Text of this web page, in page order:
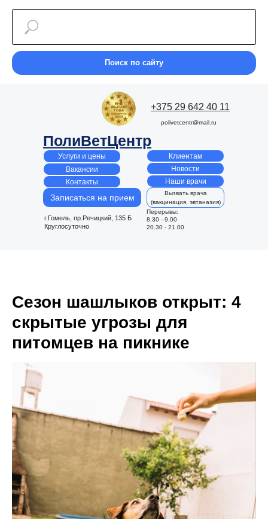
Поиск по сайту
Записаться на прием
Вызвать врача
(вакцинация, эвтаназия)
ПолиВетЦентр
+375 29 642 40 11
Услуги и цены
Наши врачи
Контакты
Новости
Вакансии
Клиентам
г.Гомель, пр.Речицкий, 135 Б
Круглосуточно
Перерывы:
8.30 - 9.00
20.30 - 21.00
polivetcentr@mail.ru
Сезон шашлыков открыт: 4
скрытые угрозы для
питомцев на пикнике